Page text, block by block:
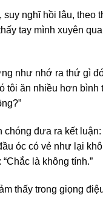
nghĩ hồi lâu, theo
tay mình xuyên
như nhớ ra thứ gì
tôi ăn nhiều hơn
chóng đưa ra kết
óc có vẻ như lại
là không tính.”
thấy trong giọng